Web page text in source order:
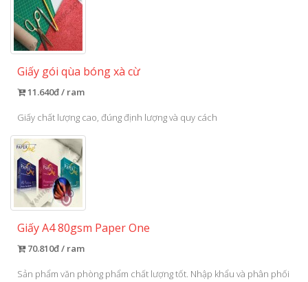
Giấy gói qùa bóng xà cừ
11.640đ / ram
Giấy chất lượng cao, đúng định lượng và quy cách
Giấy A4 80gsm Paper One
70.810đ / ram
Sản phẩm văn phòng phẩm chất lượng tốt. Nhập khẩu và phân phối